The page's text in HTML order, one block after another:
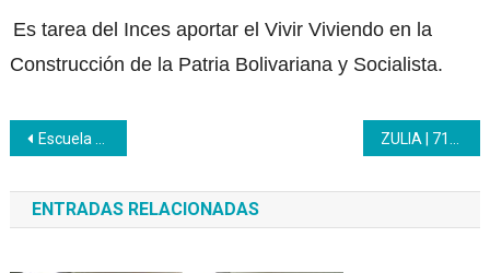
Es tarea del Inces aportar el Vivir Viviendo en la
Construcción de la Patria Bolivariana y Socialista.
Navegación
de
entradas
Escuela de Emprendedores otorga certificados y microcertificados
ENTRADAS RELACIONADAS